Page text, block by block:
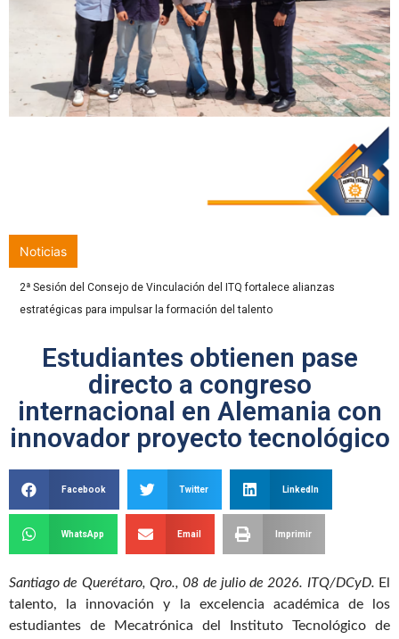
Noticias
Con orgullo y compromiso, 286 egresados culminan una etapa
trascendental en el ITQ
Estudiantes obtienen pase
directo a congreso
internacional en Alemania con
innovador proyecto tecnológico
Facebook Twitter LinkedIn
WhatsApp Email Imprimir
Santiago de Querétaro, Qro., 08 de julio de 2026. ITQ/DCyD. El
talento, la innovación y la excelencia académica de los
estudiantes de Mecatrónica del Instituto Tecnológico de